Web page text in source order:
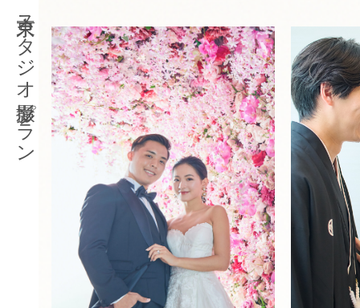
東京スタジオ撮影プラン